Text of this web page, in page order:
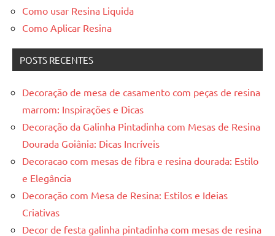
Como usar Resina Liquida
Como Aplicar Resina
POSTS RECENTES
Decoração de mesa de casamento com peças de resina
marrom: Inspirações e Dicas
Decoração da Galinha Pintadinha com Mesas de Resina
Dourada Goiânia: Dicas Incríveis
Decoracao com mesas de fibra e resina dourada: Estilo
e Elegância
Decoração com Mesa de Resina: Estilos e Ideias
Criativas
Decor de festa galinha pintadinha com mesas de resina